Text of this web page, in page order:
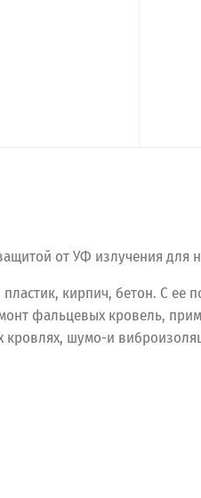
от УФ излучения для
пластик, кирпич, бетон. С
фальцевых кровель,
шумо-и